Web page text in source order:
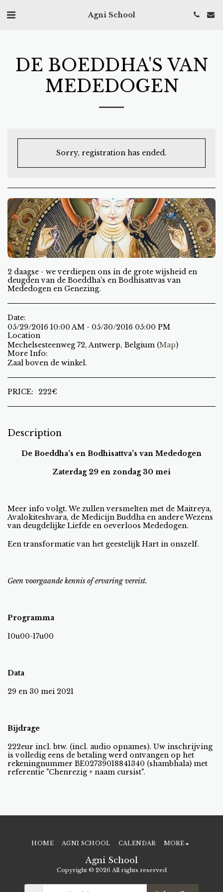
Agni School
DE BOEDDHA'S VAN
MEDEDOGEN
Sorry, registration has ended.
2 daagse - we verdiepen ons in de grote wijsheid en
deugden van de Boeddha's en Bodhisattvas van
Mededogen en Genezing.
Date:
05/29/2016 10:00 AM - 05/30/2016 05:00 PM
Location
Mechelsesteenweg 72, Antwerp, Belgium (Map)
More Info:
Zaal boven de winkel.
PRICE: 222€
Description
De Boeddha's en Bodhisattva's van Mededogen
Zaterdag 29 en zondag 30 mei
Meer info volgt. We zullen versmelten met de Maitreya,
Avalokiteshvara, de Medicijn Buddha en andere Wezens
van deugdelijke Liefde en oeverloos Mededogen.
Een transformatie van het geestelijk Hart in onszelf.
Geen voorgaande kennis of ervaring vereist.
Programma
10u00-17u00
Data
29 en 30 mei 2021
Bijdrage
222eur incl. btw. (incl. audio opnames). Uw inschrijving
is volledig eens de betaling werd ontvangen op het
rekeningnummer BE02739018841340 (shambhala) met
referentie "Chenrezig + naam cursist".
Agni School
Copyright © 2026 All rights reserved
HOME AGNI SCHOOL CALENDAR MORE